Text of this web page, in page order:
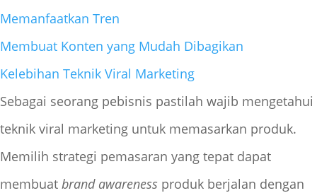
Memanfaatkan Tren
Membuat Konten yang Mudah Dibagikan
Kelebihan Teknik Viral Marketing
Sebagai seorang pebisnis pastilah wajib mengetahui
teknik viral marketing untuk memasarkan produk.
Memilih strategi pemasaran yang tepat dapat
membuat brand awareness produk berjalan dengan